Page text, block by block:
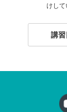
けして
講